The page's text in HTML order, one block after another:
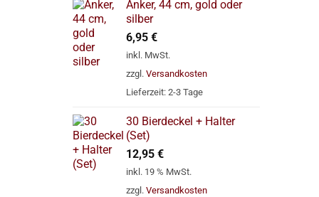
Anker, 44 cm, gold oder
silber
6,95 €
inkl. MwSt.
zzgl. Versandkosten
Lieferzeit: 2-3 Tage
30 Bierdeckel + Halter
(Set)
12,95 €
inkl. 19 % MwSt.
zzgl. Versandkosten